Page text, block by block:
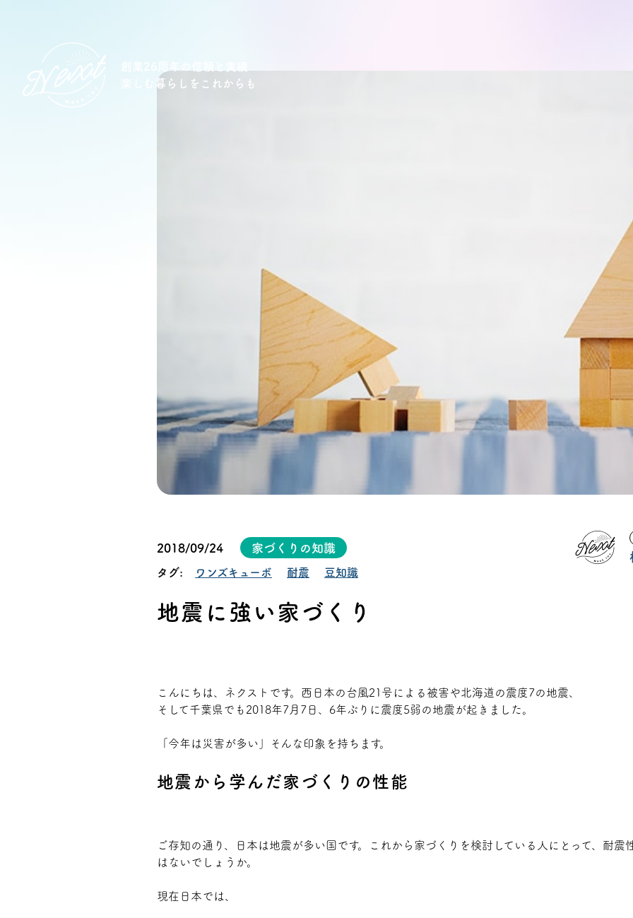
創業26周年の信頼と実績
楽しむ暮らしをこれからも
オススメ物件
オーナー様インタビュー
ごあいさつ
チーム紹介
アクセス
会社案内
お問い合
会員登録
資料請求
オンライ
お電話
船橋ス
2018/09/24 家づくりの知識
タグ: ワンズキューボ 耐震 豆知識
地震に強い家づくり
こんにちは、ネクストです。西日本の台風21号による被害や北海道の震度7の地震、
そして千葉県でも2018年7月7日、6年ぶりに震度5弱の地震が起きました。
「今年は災害が多い」そんな印象を持ちます。
地震から学んだ家づくりの性能
ご存知の通り、日本は地震が多い国です。これから家づくりを検討している人にとって、 耐震
はないでしょうか。
現在日本では、